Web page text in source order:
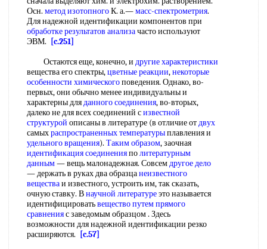
Осн. метод изотопногоК. а.—масс-спектрометрия.
Для надежной идентификации компонентов при
обработке результатов анализачасто используют
ЭВМ.
[c.251]
Остаются еще, конечно, и другие характеристики
вещества его спектры,цветные реакции,некоторые
особенности химическогоповедения. Однако, во-
первых, они обычно менее индивидуальны и
характерны дляданного соединения, во-вторых,
далеко не для всех соединений сизвестной
структурой описаны в литературе (в отличие отдвух
самыхраспространенных температурыплавления и
удельного вращения). Таким образом, заочная
идентификация соединенияполитературным
данным— вещь малонадежная. Совсемдругое дело
— держать в руках два образцанеизвестного
веществаи известного, устроить им, так сказать,
очную ставку. Внаучной литературеэто называется
идентифицироватьвещество путемпрямого
сравненияс заведомым образцом . Здесь
возможности для надежной идентификации резко
расширяются.
[c.57]